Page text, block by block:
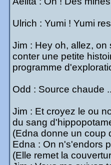
Ulrich : Yumi ! Yumi
Jim : Hey oh, allez,
conter une petite
programme
Odd : Source chaude
Jim : Et croyez le ou
du sang
(Edna donne un coup
Edna : On n's'endors
(Elle remet la